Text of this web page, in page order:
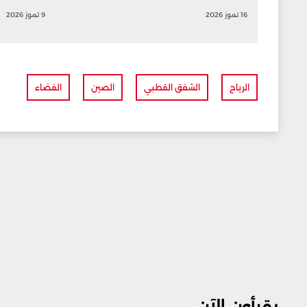
16 تموز 2026 9 تموز 2026
الرياح الشفق القطبي الصين الفضاء